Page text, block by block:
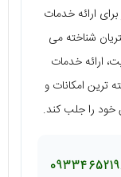
ارائه خدمات
شناخته می
سابقه فعالیت، ارائه خدمات
ترین امکانات و
خود را جلب کند.